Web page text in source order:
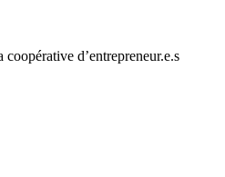
d’entrepreneur.e.s